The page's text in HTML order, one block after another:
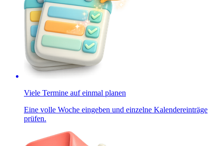
Viele Termine auf einmal planen
Eine volle Woche eingeben und einzelne Kalendereinträge
prüfen.